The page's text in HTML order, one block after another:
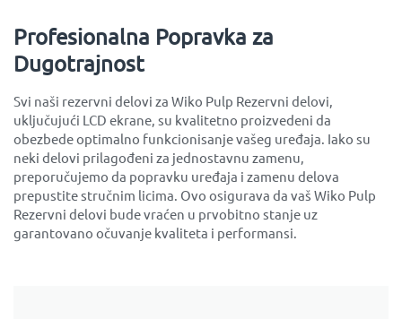
Profesionalna Popravka za
Dugotrajnost
Svi naši rezervni delovi za Wiko Pulp Rezervni delovi,
uključujući LCD ekrane, su kvalitetno proizvedeni da
obezbede optimalno funkcionisanje vašeg uređaja. Iako su
neki delovi prilagođeni za jednostavnu zamenu,
preporučujemo da popravku uređaja i zamenu delova
prepustite stručnim licima. Ovo osigurava da vaš Wiko Pulp
Rezervni delovi bude vraćen u prvobitno stanje uz
garantovano očuvanje kvaliteta i performansi.